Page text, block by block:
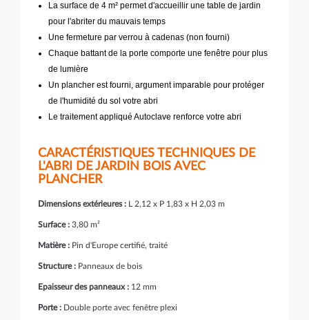
La surface de 4 m² permet d'accueillir une table de jardin
pour l'abriter du mauvais temps
Une fermeture par verrou à cadenas (non fourni)
Chaque battant de la porte comporte une fenêtre pour plus
de lumière
Un plancher est fourni, argument imparable pour protéger
de l'humidité du sol votre abri
Le traitement appliqué Autoclave renforce votre abri
CARACTÉRISTIQUES TECHNIQUES DE
L'ABRI DE JARDIN BOIS AVEC
PLANCHER
Dimensions extérieures : L 2,12 x P 1,83 x H 2,03 m
Surface : 3,80 m²
Matière : Pin d'Europe certifié, traité
Structure : Panneaux de bois
Epaisseur des panneaux : 12 mm
Porte : Double porte avec fenêtre plexi